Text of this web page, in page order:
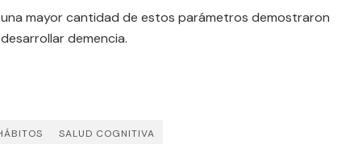
mayor cantidad de estos parámetros demostraron
demencia.
SALUD COGNITIVA